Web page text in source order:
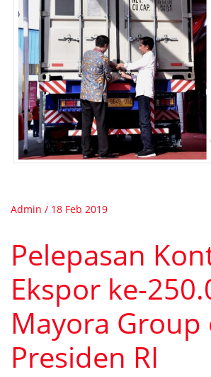
Admin / 18 Feb 2019
Pelepasan
Ekspor ke-
Mayora Group
Presiden RI